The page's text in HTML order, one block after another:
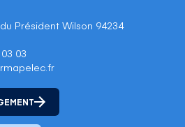
Président Wilson 94234
03